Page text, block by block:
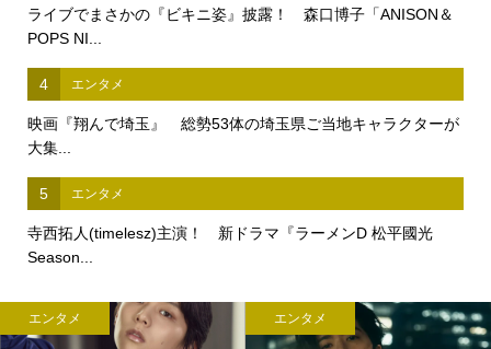
ライブでまさかの『ビキニ姿』披露！ 森口博子「ANISON＆
POPS NI...
4 エンタメ
映画『翔んで埼玉』 総勢53体の埼玉県ご当地キャラクターが
大集...
5 エンタメ
寺西拓人(timelesz)主演！ 新ドラマ『ラーメンD 松平國光
Season...
タメ エンタメ エ